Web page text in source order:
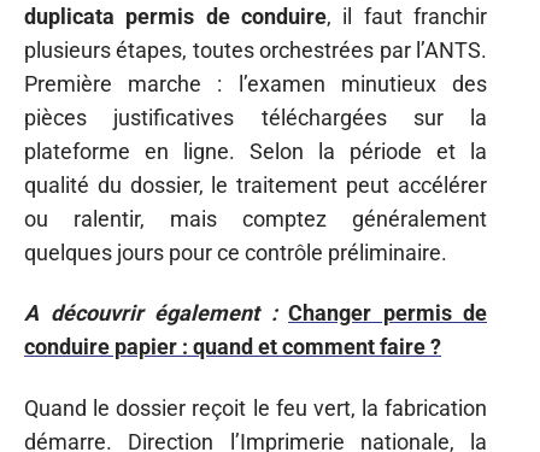
duplicata permis de conduire, il faut franchir
plusieurs étapes, toutes orchestrées par l’ANTS.
Première marche : l’examen minutieux des
pièces justificatives téléchargées sur la
plateforme en ligne. Selon la période et la
qualité du dossier, le traitement peut accélérer
ou ralentir, mais comptez généralement
quelques jours pour ce contrôle préliminaire.
A découvrir également : Changer permis de
conduire papier : quand et comment faire ?
Quand le dossier reçoit le feu vert, la fabrication
démarre. Direction l’Imprimerie nationale, la